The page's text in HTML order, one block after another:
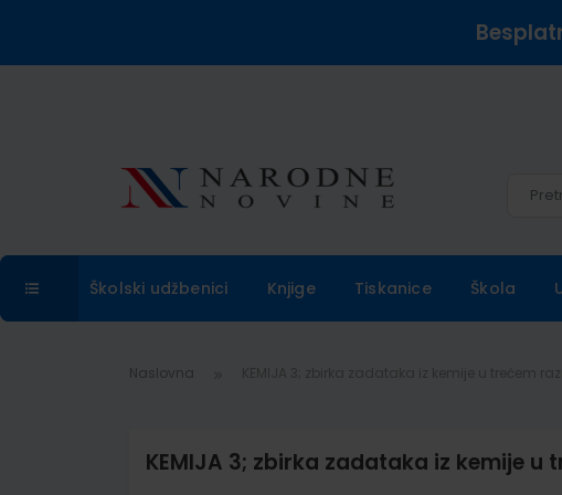
Školski udžbenici Knjige Tiskanice Škola
Naslovna
KEMIJA 3; zbirka zadataka iz kemije u